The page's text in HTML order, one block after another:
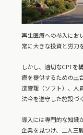
再生医療への参入にお
常に大きな投資と労力
しかし、適切なCPFを
療を提供するための土
造管理（ソフト）、人
法令を遵守した施設づ
導入には専門的な知識
企業を見つけ、二人三